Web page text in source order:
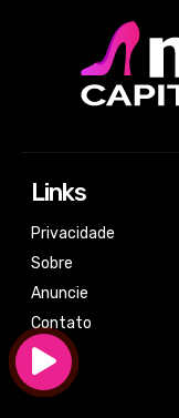
Links
Privacidade
Sobre
Anuncie
Contato